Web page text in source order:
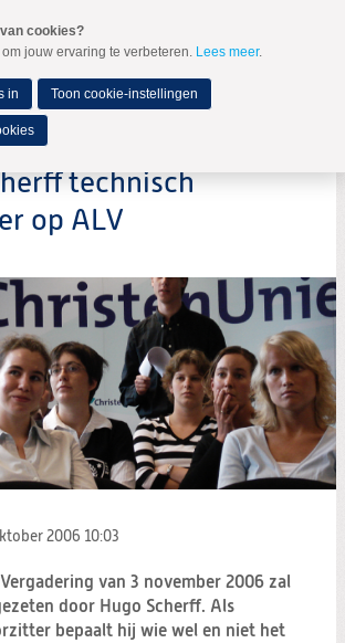
MENU
technisch
op ALV
2006 10:03
van 3 november 2006 zal
door Hugo Scherff. Als
bepaalt hij wie wel en niet het
cookies?
jouw ervaring te verbeteren. Lees meer.
in Toon cookie-instellingen